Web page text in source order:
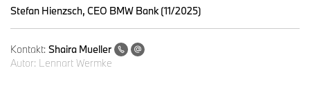
Stefan Hienzsch, CEO BMW Bank (11/2025)
Kontakt: Shaira Mueller
Autor: Lennart Wermke